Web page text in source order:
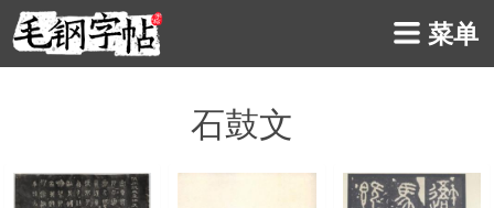
菜单
石鼓文